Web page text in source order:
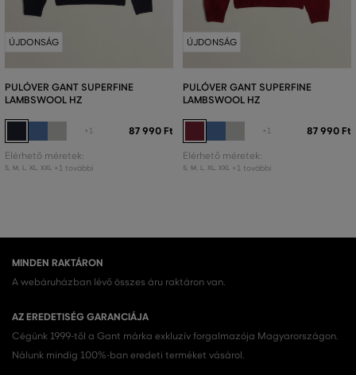
ÚJDONSÁG
PULÓVER GANT SUPERFINE
LAMBSWOOL HZ
+1 87 990 Ft
Elérhető méretek:
S, M L, XL, XXL +1 további
ÚJDONSÁG
PULÓVER GANT SUPERFINE
LAMBSWOOL HZ
+1 87 990 Ft
Elérhető méretek:
S, M L, XL, XXL +1 további
MINDEN RAKTÁRON
A webáruházban lévő összes áru raktáron van.
AZ EREDETISÉG GARANCIÁJA
Cégünk 1999-től a Gant márka exkluzív forgalmazója Magyarországon.
Nálunk mindig 100%-ban eredeti terméket vásárol.